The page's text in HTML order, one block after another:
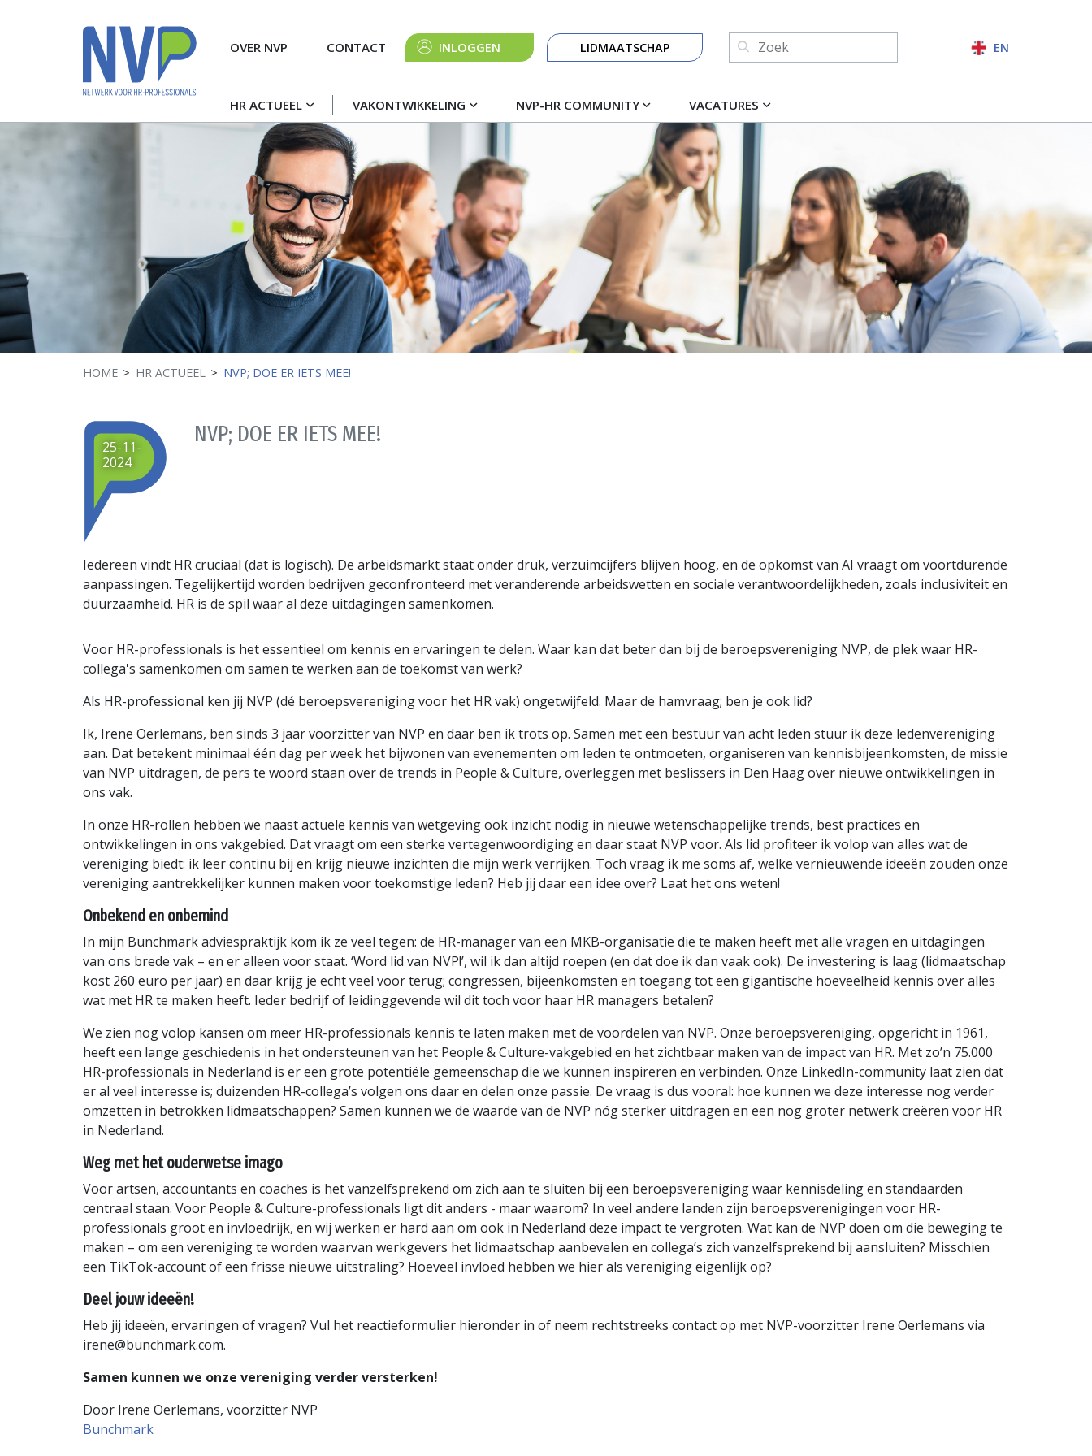
Hoofdnavigatie
HR ACTUEEL VAKONTWIKKELING NVP-HR COMMUNITY VACATURES
MetaOVER NVP CONTACT INLOGGEN
Knop
navigatie
LIDMAATSCHAP Zoeken:
ZOEKEN
EN
HOME HR ACTUEEL NVP; DOE ER IETS MEE!
NVP; DOE ER IETS MEE!
25-11-
2024
Iedereen vindt HR cruciaal (dat is logisch). De arbeidsmarkt staat onder druk, verzuimcijfers blijven hoog, en de opkomst van AI vraagt om voortdurende
aanpassingen. Tegelijkertijd worden bedrijven geconfronteerd met veranderende arbeidswetten en sociale verantwoordelijkheden, zoals inclusiviteit en
duurzaamheid. HR is de spil waar al deze uitdagingen samenkomen.
Voor HR-professionals is het essentieel om kennis en ervaringen te delen. Waar kan dat beter dan bij de beroepsvereniging NVP, de plek waar HR-
collega's samenkomen om samen te werken aan de toekomst van werk?
Als HR-professional ken jij NVP (dé beroepsvereniging voor het HR vak) ongetwijfeld. Maar de hamvraag; ben je ook lid?
Ik, Irene Oerlemans, ben sinds 3 jaar voorzitter van NVP en daar ben ik trots op. Samen met een bestuur van acht leden stuur ik deze ledenvereniging
aan. Dat betekent minimaal één dag per week het bijwonen van evenementen om leden te ontmoeten, organiseren van kennisbijeenkomsten, de missie
van NVP uitdragen, de pers te woord staan over de trends in People & Culture, overleggen met beslissers in Den Haag over nieuwe ontwikkelingen in
ons vak.
In onze HR-rollen hebben we naast actuele kennis van wetgeving ook inzicht nodig in nieuwe wetenschappelijke trends, best practices en
ontwikkelingen in ons vakgebied. Dat vraagt om een sterke vertegenwoordiging en daar staat NVP voor. Als lid profiteer ik volop van alles wat de
vereniging biedt: ik leer continu bij en krijg nieuwe inzichten die mijn werk verrijken. Toch vraag ik me soms af, welke vernieuwende ideeën zouden onze
vereniging aantrekkelijker kunnen maken voor toekomstige leden? Heb jij daar een idee over? Laat het ons weten!
Onbekend en onbemind
In mijn Bunchmark adviespraktijk kom ik ze veel tegen: de HR-manager van een MKB-organisatie die te maken heeft met alle vragen en uitdagingen
van ons brede vak – en er alleen voor staat. ‘Word lid van NVP!’, wil ik dan altijd roepen (en dat doe ik dan vaak ook). De investering is laag (lidmaatschap
kost 260 euro per jaar) en daar krijg je echt veel voor terug; congressen, bijeenkomsten en toegang tot een gigantische hoeveelheid kennis over alles
wat met HR te maken heeft. Ieder bedrijf of leidinggevende wil dit toch voor haar HR managers betalen?
We zien nog volop kansen om meer HR-professionals kennis te laten maken met de voordelen van NVP. Onze beroepsvereniging, opgericht in 1961,
heeft een lange geschiedenis in het ondersteunen van het People & Culture-vakgebied en het zichtbaar maken van de impact van HR. Met zo’n 75.000
HR-professionals in Nederland is er een grote potentiële gemeenschap die we kunnen inspireren en verbinden. Onze LinkedIn-community laat zien dat
er al veel interesse is; duizenden HR-collega’s volgen ons daar en delen onze passie. De vraag is dus vooral: hoe kunnen we deze interesse nog verder
omzetten in betrokken lidmaatschappen? Samen kunnen we de waarde van de NVP nóg sterker uitdragen en een nog groter netwerk creëren voor HR
in Nederland.
Weg met het ouderwetse imago
Voor artsen, accountants en coaches is het vanzelfsprekend om zich aan te sluiten bij een beroepsvereniging waar kennisdeling en standaarden
centraal staan. Voor People & Culture-professionals ligt dit anders - maar waarom? In veel andere landen zijn beroepsverenigingen voor HR-
professionals groot en invloedrijk, en wij werken er hard aan om ook in Nederland deze impact te vergroten. Wat kan de NVP doen om die beweging te
maken – om een vereniging te worden waarvan werkgevers het lidmaatschap aanbevelen en collega’s zich vanzelfsprekend bij aansluiten? Misschien
een TikTok-account of een frisse nieuwe uitstraling? Hoeveel invloed hebben we hier als vereniging eigenlijk op?
Deel jouw ideeën!
Heb jij ideeën, ervaringen of vragen? Vul het reactieformulier hieronder in of neem rechtstreeks contact op met NVP-voorzitter Irene Oerlemans via
irene@bunchmark.com.
Samen kunnen we onze vereniging verder versterken!
Door Irene Oerlemans, voorzitter NVP
Bunchmark